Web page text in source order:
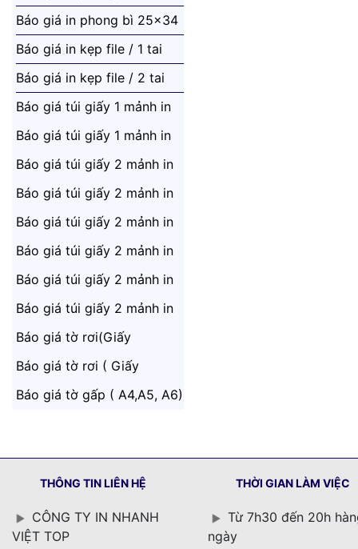
Báo giá in phong bì 25x34
Báo giá in kẹp file / 1 tai
Báo giá in kẹp file / 2 tai
Báo giá túi giấy 1 mảnh in
khổ 33x46
Báo giá túi giấy 1 mảnh in
khổ 43x65
Báo giá túi giấy 2 mảnh in
khổ 43x65 ( Khác Nhau)
Báo giá túi giấy 2 mảnh in
khổ 43x65 ( Giống Nhau)
Báo giá túi giấy 2 mảnh in
khổ 52x72 ( Khác Nhau)
Báo giá túi giấy 2 mảnh in
khổ 52x72 ( Giống Nhau)
Báo giá túi giấy 2 mảnh in
khổ 39,5x54,5 ( Khác
Nhau)
Báo giá túi giấy 2 mảnh in
khổ 39,5x54,5(Giống
Nhau)
Báo giá tờ rơi(Giấy
Couche)
Báo giá tờ rơi ( Giấy
Offset)
Báo giá tờ gấp ( A4,A5, A6)
THÔNG TIN LIÊN HỆ
CÔNG TY IN NHANH
VIỆT TOP
THỜI GIAN LÀM VIỆC
Từ 7h30 đến 20h
ngày